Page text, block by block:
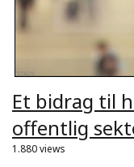
Et bidrag til
offentlig
1.880 views